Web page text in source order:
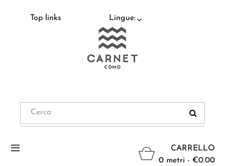
Top links Lingue:
CARRELLO
0 metri - €0.00
Navigazione